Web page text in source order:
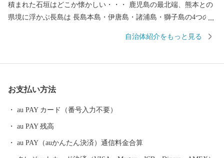
積まれた石垣はどこか懐かしい・・・ 鹿児島の最北端、熊本との
県境に浮かぶ長島は 長島本島・伊唐島・諸浦島・獅子島の4つの
トネーションがとても懐かしい親しみやすさを感じる場所です。
青おさ・鰤などの養殖を始め近海でとれる豊富な海産物。 大地か
町が朗らかで元気なのは、島のうんまか（おいしい）ものを食
べ、よく笑い、人と人とが繋がりあって生きているからなので
自治体紹介をもっと見る
お支払い方法
au PAY カード（番号入力不要）
au PAY 残高
au PAY（auかんたん決済）通信料金合算